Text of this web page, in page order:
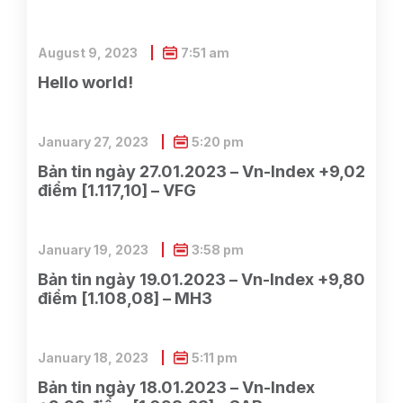
Hello world!
August 9, 2023 7:51 am
Bản tin ngày 27.01.2023 – Vn-Index +9,02
điểm [1.117,10] – VFG
January 27, 2023 5:20 pm
Bản tin ngày 19.01.2023 – Vn-Index +9,80
điểm [1.108,08] – MH3
January 19, 2023 3:58 pm
Bản tin ngày 18.01.2023 – Vn-Index
January 18, 2023 5:11 pm